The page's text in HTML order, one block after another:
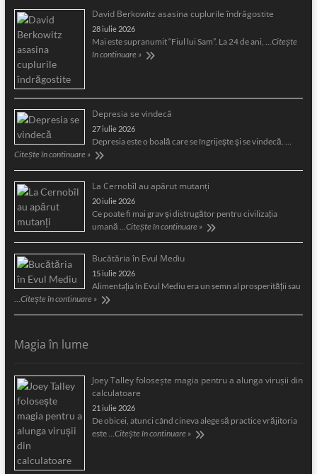
David Berkowitz asasina cuplurile îndrăgostite
28 iulie 2026
Mai este supranumit “Fiul lui Sam”. La 24 de ani, … Citește
în continuare »
Depresia se vindecă
27 iulie 2026
Depresia este o boală care se îngrijeşte şi se vindecă. …
Citește în continuare »
La Cernobîl au apărut mutanți
20 iulie 2026
Ce poate fi mai grav și distrugător pentru civilizația
umană … Citește în continuare »
Bucătăria în Evul Mediu
15 iulie 2026
Alimentaţia în Evul Mediu era un semn al prosperităţii sau
Citește în continuare »
Magia în lume
Joey Talley foloseşte magia pentru a alunga viruşii din
calculatoare
21 iulie 2026
De obicei, atunci când cineva alege să practice vrăjitoria
este … Citește în continuare »